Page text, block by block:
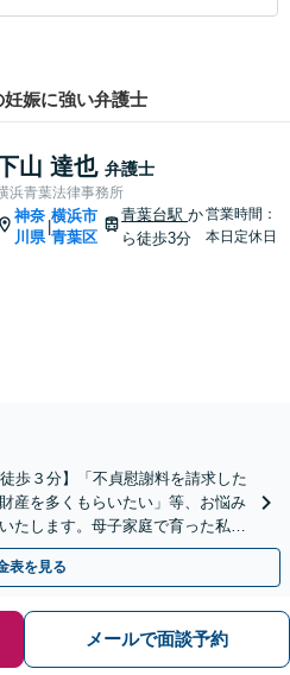
娠に強い弁護士
山 達也 弁護士
浜青葉法律事務所
神奈
川県
横浜市
青葉区
青葉台駅か
ら徒歩3分
営業時間：
本日定休日
歩３分】「不貞慰謝料を請求した
産を多くもらいたい」等、お悩み
たします。母子家庭で育った私だ
・土日相談可】
表を見る
メールで面談予約